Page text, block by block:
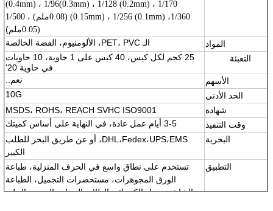
(0.4mm) ، 1/96(0.3mm) ، 1/128 (0.2mm) ، 1/170
(0.15mm) ، 1/256 (0.1mm) ،1/360 (0.08ملم) ، 1/500
(0.05
ملم)
المواد
الـ PET، PVC، الألومنيوم، الفضة الخالصة
التعبئة
25 كجم لكل كيس، 40 كيس على 1 حاوية، 10 حاويات
في حاوية 20'
الأسهم
نعم..
الحد الأدنى
10G
شهادة
MSDS، ROHS، REACH SVHC ISO9001
وقت التنفيذ
3-5 أيام عمل عادة، في النهاية على أساس كميتك
البحرية
DHL،Fedex،UPS،EMS، أو عن طريق البحر للطلب
الكبير
التطبيق
تستخدم على نطاق واسع في الحرف المنزلية، طباعة
الورق المجوهرات، مستحضرات التجميل، الطباعة
الشاشة، مواد الكيميائية الطلاء، الزجاج، النسيج، الجلد،